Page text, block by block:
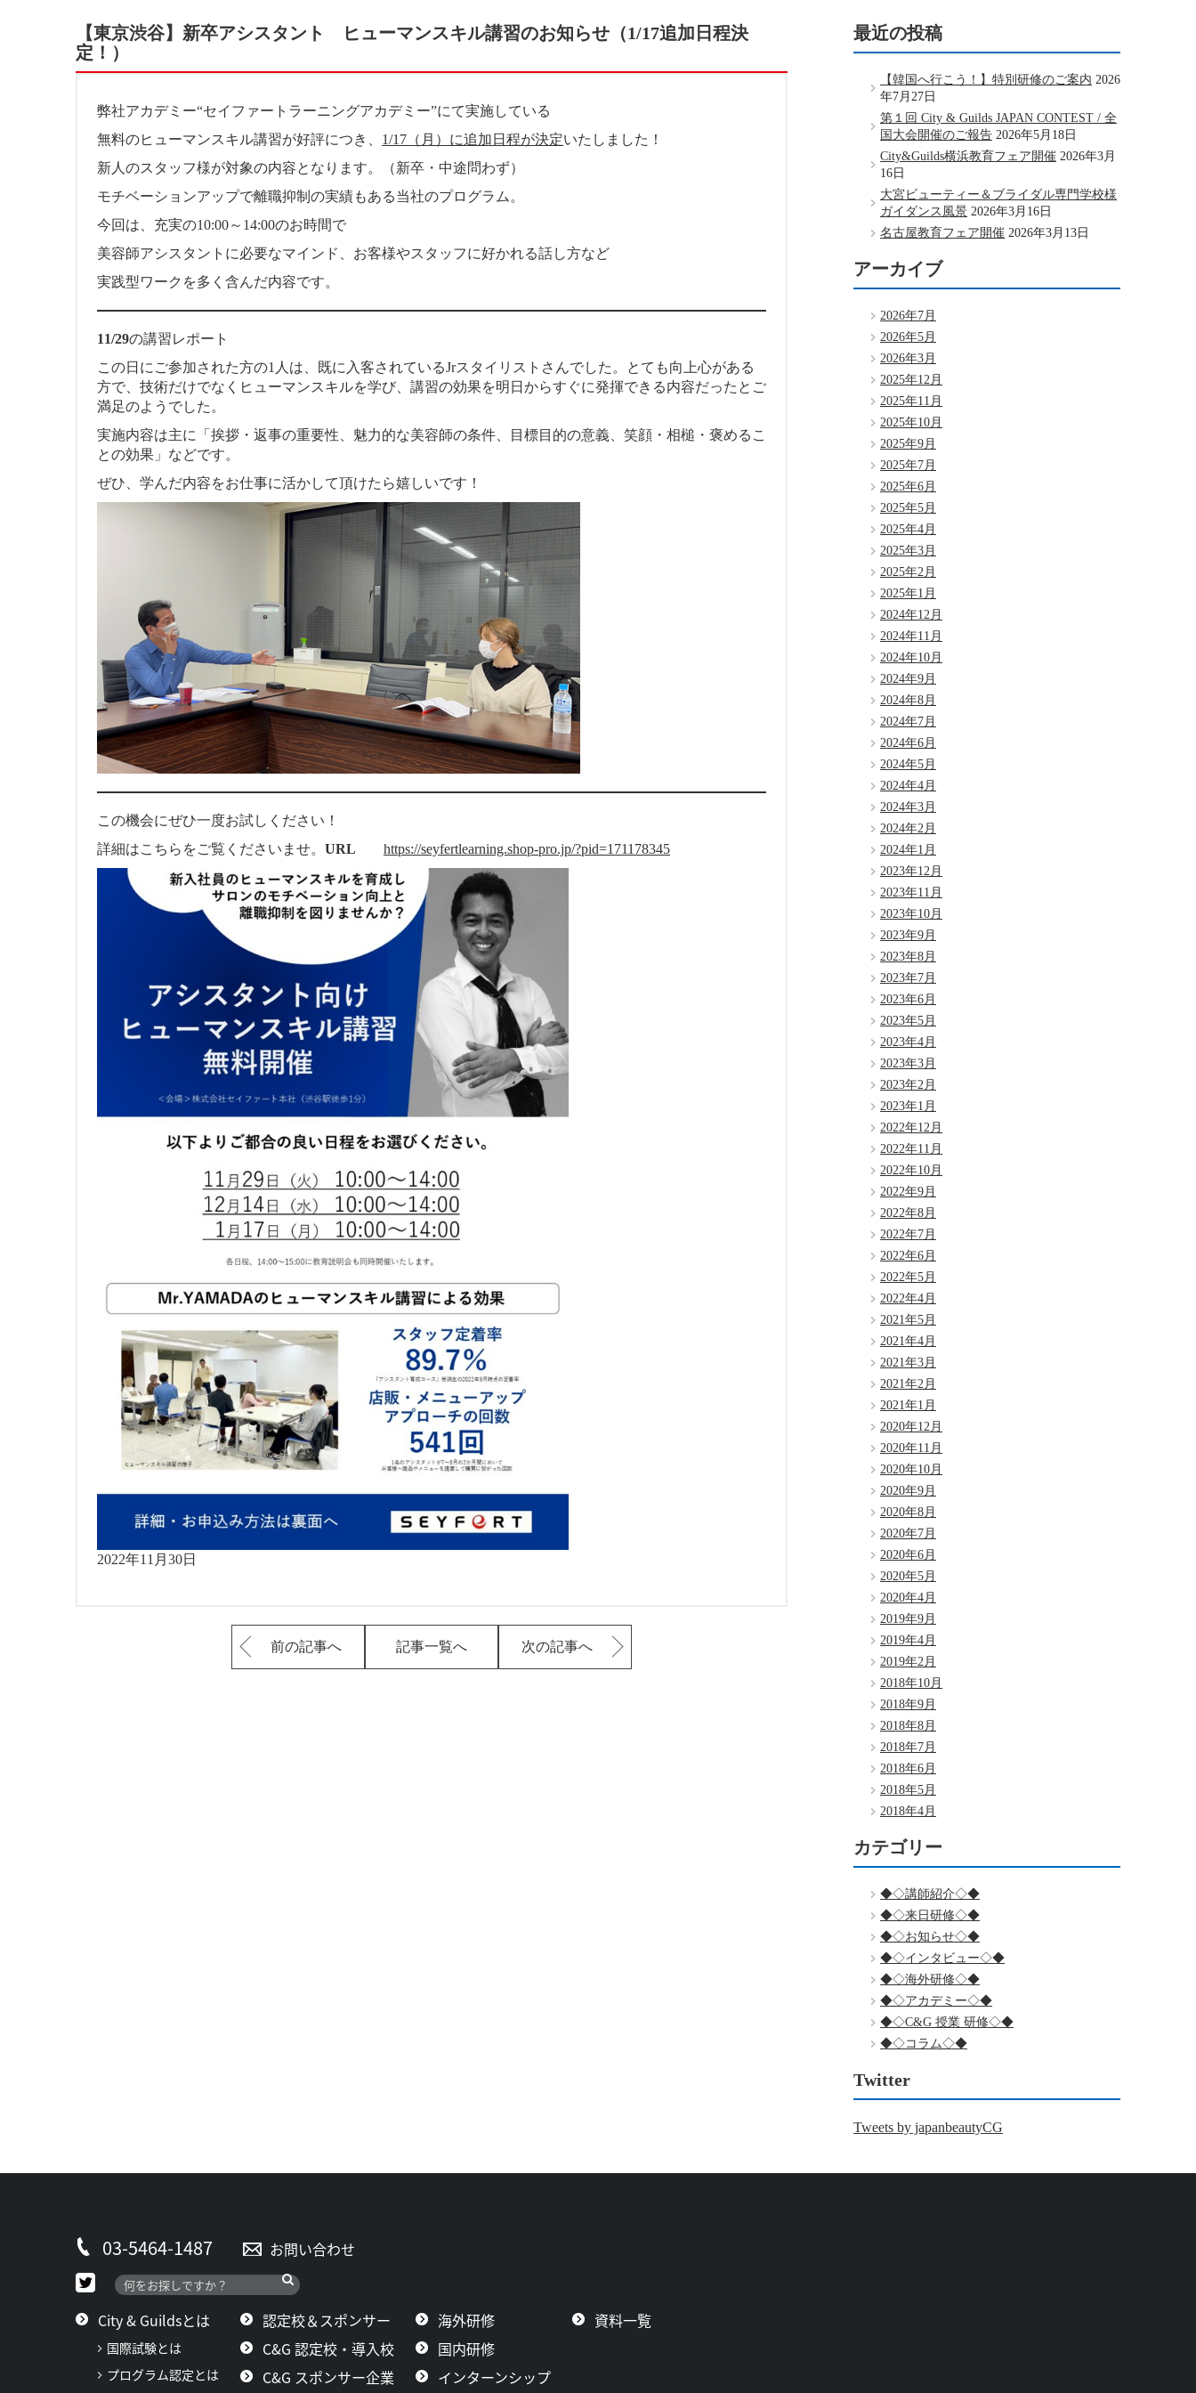
【東京渋谷】新卒アシスタント ヒューマンスキル講習のお知らせ（1/17追加日程決
定！）
弊社アカデミー“セイファートラーニングアカデミー”にて実施している
無料のヒューマンスキル講習が好評につき、 1/17（月）に追加日程が決定いたしました！
新人のスタッフ様が対象の内容となります。（新卒・中途問わず）
モチベーションアップで離職抑制の実績もある当社のプログラム。
今回は、充実の10:00～14:00のお時間で
美容師アシスタントに必要なマインド、お客様やスタッフに好かれる話し方など
実践型ワークを多く含んだ内容です。
11/29の講習レポート
この日にご参加された方の1人は、既に入客されているJrスタイリストさんでした。とても向上心がある
方で、技術だけでなくヒューマンスキルを学び、講習の効果を明日からすぐに発揮できる内容だったとご
満足のようでした。
実施内容は主に「挨拶・返事の重要性、魅力的な美容師の条件、目標目的の意義、笑顔・相槌・褒めるこ
との効果」などです。
ぜひ、学んだ内容をお仕事に活かして頂けたら嬉しいです！
この機会にぜひ一度お試しください！
詳細はこちらをご覧くださいませ。 URL https://seyfertlearning.shop-pro.jp/?pid=171178345
2022年11月30日
前の記事へ 記事一覧へ 次の記事へ
最近の投稿
【韓国へ行こう！】特別研修のご案内 2026
年7月27日
第１回 City & Guilds JAPAN CONTEST / 全
国大会開催のご報告 2026年5月18日
City&Guilds横浜教育フェア開催 2026年3月
16日
大宮ビューティー＆ブライダル専門学校様
ガイダンス風景 2026年3月16日
名古屋教育フェア開催 2026年3月13日
アーカイブ
2026年7月
2026年5月
2026年3月
2025年12月
2025年11月
2025年10月
2025年9月
2025年7月
2025年6月
2025年5月
2025年4月
2025年3月
2025年2月
2025年1月
2024年12月
2024年11月
2024年10月
2024年9月
2024年8月
2024年7月
2024年6月
2024年5月
2024年4月
2024年3月
2024年2月
2024年1月
2023年12月
2023年11月
2023年10月
2023年9月
2023年8月
2023年7月
2023年6月
2023年5月
2023年4月
2023年3月
2023年2月
2023年1月
2022年12月
2022年11月
2022年10月
2022年9月
2022年8月
2022年7月
2022年6月
2022年5月
2022年4月
2021年5月
2021年4月
2021年3月
2021年2月
2021年1月
2020年12月
2020年11月
2020年10月
2020年9月
2020年8月
2020年7月
2020年6月
2020年5月
2020年4月
2019年9月
2019年4月
2019年2月
2018年10月
2018年9月
2018年8月
2018年7月
2018年6月
2018年5月
2018年4月
カテゴリー
◆◇講師紹介◇◆
◆◇来日研修◇◆
◆◇お知らせ◇◆
◆◇インタビュー◇◆
◆◇海外研修◇◆
◆◇アカデミー◇◆
◆◇C&G 授業 研修◇◆
◆◇コラム◇◆
Twitter
Tweets by japanbeautyCG
03-5464-1487 お問い合わせ
City & Guildsとは
国際試験とは
プログラム認定とは
認定校＆スポンサー
C&G 認定校・導入校
C&G スポンサー企業
海外研修
国内研修
インターンシップ
資料一覧